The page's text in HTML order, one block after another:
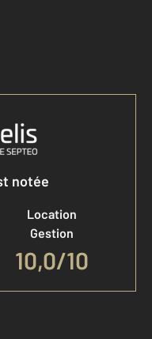
notée
Location
Gestion
10,0/10